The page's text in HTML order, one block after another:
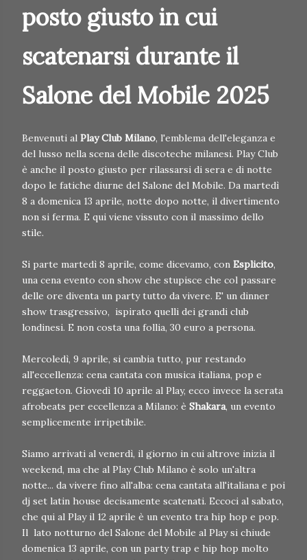
posto giusto in cui
scatenarsi durante il
Salone del Mobile 2025
Benvenuti al Play Club Milano, l'emblema dell'eleganza e
del lusso nella scena delle discoteche milanesi. Play Club
è anche il posto giusto per rilassarsi di sera e di notte
dopo le fatiche diurne del Salone del Mobile. Da martedì
8 a domenica 13 aprile, notte dopo notte, il divertimento
non si ferma. E qui viene vissuto con il massimo dello
stile.
Si parte martedì 8 aprile, come dicevamo, con Esplicito,
una cena evento con show che stupisce che col passare
delle ore diventa un party tutto da vivere. E' un dinner
show trasgressivo, ispirato quelli dei grandi club
londinesi. E non costa una follia, 30 euro a persona.
Mercoledì, 9 aprile, si cambia tutto, pur restando
all'eccellenza: cena cantata con musica italiana, pop e
reggaeton. Giovedì 10 aprile al Play, ecco invece la serata
afrobeats per eccellenza a Milano: è Shakara, un evento
semplicemente irripetibile.
Siamo arrivati al venerdì, il giorno in cui altrove inizia il
weekend, ma che al Play Club Milano è solo un'altra
notte... da vivere fino all'alba: cena cantata all'italiana e poi
dj set latin house decisamente scatenati. Eccoci al sabato,
che qui al Play il 12 aprile è un evento tra hip hop e pop.
Il lato notturno del Salone del Mobile al Play si chiude
domenica 13 aprile, con un party trap e hip hop molto